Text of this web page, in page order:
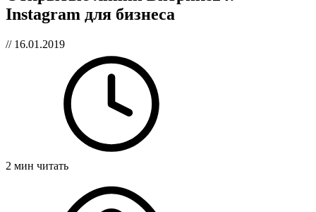
Instagram для бизнеса
// 16.01.2019
2 мин читать